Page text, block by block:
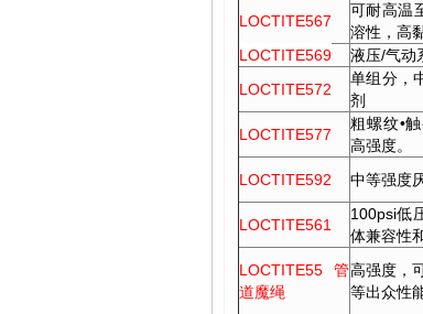
LOCTITE567
可耐高温
溶性，高
LOCTITE569
液压/气动
LOCTITE572
单组分，
剂
LOCTITE577
粗螺纹•
高强度。
LOCTITE592 中等强度
LOCTITE561
100psi低
体兼容性
LOCTITE55管
道魔绳
高强度，
等出众性